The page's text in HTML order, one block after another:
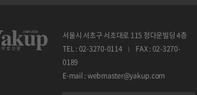
서울시 서초구 서초대로 115 정다운빌딩 4층
TEL : 02-3270-0114
FAX : 02-3270-
0189
E-mail : webmaster@yakup.com